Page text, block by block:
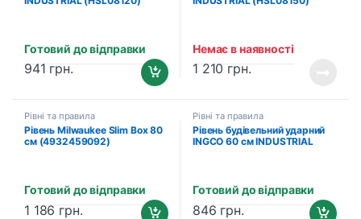
Готовий до відправки
941 грн.
Немає в наявності
1 210 грн.
Рівні та правила
Рівень Milwaukee Slim Box 80
см (4932459092)
Готовий до відправки
1 186 грн.
Рівні та правила
Рівень будівельний ударний
INGCO 60 см INDUSTRIAL
Готовий до відправки
846 грн.